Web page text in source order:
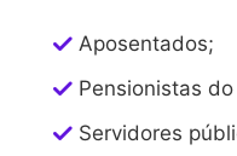
Aposentados;
Pensionistas do
Servidores